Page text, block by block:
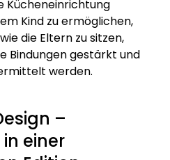
Kücheneinrichtung
Kind zu ermöglichen,
die Eltern zu sitzen,
Bindungen gestärkt und
werden.
–
einer